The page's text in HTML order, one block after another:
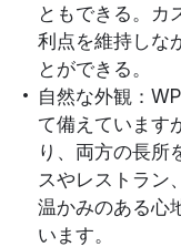
ともできる。カ
利点を維持しな
とができる。
自然な外観：
て備えています
り、両方の長所
スやレストラン
温かみのある心
います。